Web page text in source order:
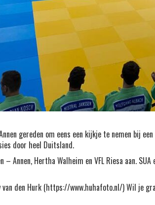
gereden om eens een kijkje te nemen bij
door heel Duitsland.
Annen, Hertha Walheim en VFL Riesa aan.
van den Hurk (https://www.huhafoto.nl/) Wil je